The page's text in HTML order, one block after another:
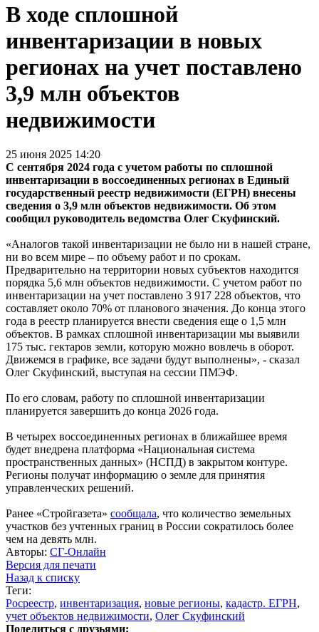
В ходе сплошной
инвентаризации в новых
регионах на учет поставлено
3,9 млн объектов
недвижимости
25 июня 2025 14:20
С сентября 2024 года с учетом работы по сплошной
инвентаризации в воссоединенных регионах в Единый
государственный реестр недвижимости (ЕГРН) внесены
сведения о 3,9 млн объектов недвижимости. Об этом
сообщил руководитель ведомства Олег Скуфинский.
«Аналогов такой инвентаризации не было ни в нашей стране,
ни во всем мире – по объему работ и по срокам.
Предварительно на территории новых субъектов находится
порядка 5,6 млн объектов недвижимости. С учетом работ по
инвентаризации на учет поставлено 3 917 228 объектов, что
составляет около 70% от планового значения. До конца этого
года в реестр планируется внести сведения еще о 1,5 млн
объектов. В рамках сплошной инвентаризации мы выявили
175 тыс. гектаров земли, которую можно вовлечь в оборот.
Движемся в графике, все задачи будут выполнены», - сказал
Олег Скуфинский, выступая на сессии ПМЭФ.
По его словам, работу по сплошной инвентаризации
планируется завершить до конца 2026 года.
В четырех воссоединенных регионах в ближайшее время
будет внедрена платформа «Национальная система
пространственных данных» (НСПД) в закрытом контуре.
Регионы получат информацию о земле для принятия
управленческих решений.
Ранее «Стройгазета» сообщала, что количество земельных
участков без учтенных границ в России сократилось более
чем на девять млн.
Авторы: СГ-Онлайн
Версия для печати
Назад к списку
Теги:
Росреестр, инвентаризация, новые регионы, кадастр. ЕГРН,
учет объектов недвижимости, Олег Скуфинский
Поделиться с друзьями: